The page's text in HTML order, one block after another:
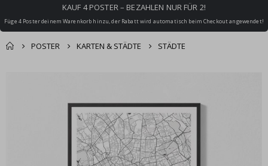
KAUF 4 POSTER – BEZAHLEN NUR FÜR 2!
Füge 4 Poster deinem Warenkorb hinzu, der Rabatt wird automatisch beim Checkout angewendet!
POSTER KARTEN & STÄDTE STÄDTE